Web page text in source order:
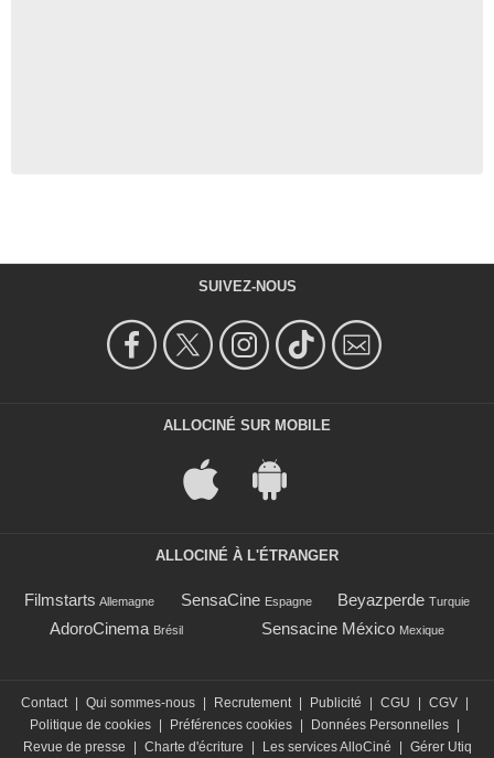
SUIVEZ-NOUS
ALLOCINÉ SUR MOBILE
ALLOCINÉ À L'ÉTRANGER
Filmstarts Allemagne SensaCine Espagne Beyazperde Turquie
AdoroCinema Brésil Sensacine México Mexique
Contact Qui sommes-nous Recrutement Publicité CGU CGV
Politique de cookies
Préférences cookies Données Personnelles
Revue de presse
Charte d'écriture Les services AlloCiné Gérer Utiq